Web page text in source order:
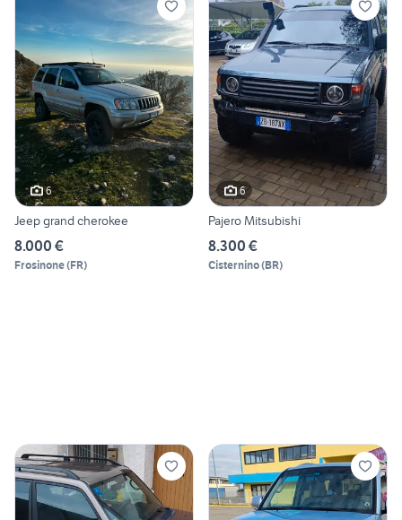
6
Jeep grand cherokee
8.000 €
Frosinone(FR)
6
Pajero Mitsubishi
8.300 €
Cisternino(BR)